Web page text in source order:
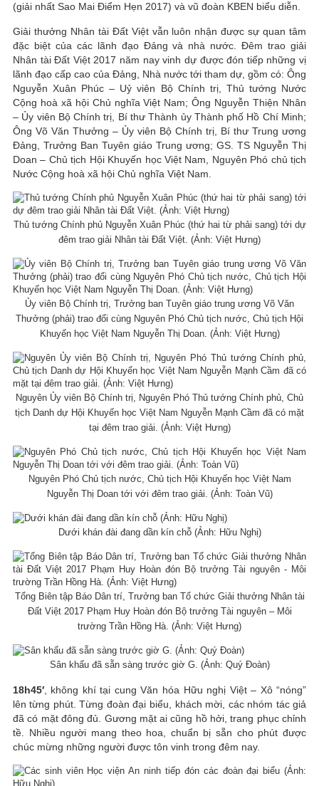
(giải nhất Sao Mai Điểm Hẹn 2017) và vũ đoàn KBEN biểu diễn.
Giải thưởng Nhân tài Đất Việt vẫn luôn nhận được sự quan tâm
đặc biệt của các lãnh đạo Đảng và nhà nước. Đêm trao giải
Nhân tài Đất Việt 2017 năm nay vinh dự được đón tiếp những vị
lãnh đạo cấp cao của Đảng, Nhà nước tới tham dự, gồm có: Ông
Nguyễn Xuân Phúc – Uỷ viên Bộ Chính trị, Thủ tướng Nước
Cộng hoà xã hội Chủ nghĩa Việt Nam; Ông Nguyễn Thiện Nhân
– Ủy viên Bộ Chính trị, Bí thư Thành ủy Thành phố Hồ Chí Minh;
Ông Võ Văn Thưởng – Ủy viên Bộ Chính trị, Bí thư Trung ương
Đảng, Trưởng Ban Tuyên giáo Trung ương; GS. TS Nguyễn Thị
Doan – Chủ tịch Hội Khuyến học Việt Nam, Nguyên Phó chủ tịch
Nước Cộng hoà xã hội Chủ nghĩa Việt Nam.
Thủ tướng Chính phủ Nguyễn Xuân Phúc (thứ hai từ phải sang) tới dự
đêm trao giải Nhân tài Đất Việt. (Ảnh: Việt Hưng)
Ủy viên Bộ Chính trị, Trưởng ban Tuyên giáo trung ương Võ Văn
Thưởng (phải) trao đổi cùng Nguyên Phó Chủ tịch nước, Chủ tịch Hội
Khuyến học Việt Nam Nguyễn Thị Doan. (Ảnh: Việt Hưng)
Nguyên Ủy viên Bộ Chính trị, Nguyên Phó Thủ tướng Chính phủ, Chủ
tịch Danh dự Hội Khuyến học Việt Nam Nguyễn Mạnh Cầm đã có mặt
tại đêm trao giải. (Ảnh: Việt Hưng)
Nguyên Phó Chủ tịch nước, Chủ tịch Hội Khuyến học Việt Nam
Nguyễn Thị Doan tới với đêm trao giải. (Ảnh: Toàn Vũ)
Dưới khán đài đang dần kín chỗ (Ảnh: Hữu Nghị)
Tổng Biên tập Báo Dân trí, Trưởng ban Tổ chức Giải thưởng Nhân tài
Đất Việt 2017 Phạm Huy Hoàn đón Bộ trưởng Tài nguyên – Môi
trường Trần Hồng Hà. (Ảnh: Việt Hưng)
Sân khấu đã sẵn sàng trước giờ G. (Ảnh: Quý Đoàn)
18h45′, không khí tại cung Văn hóa Hữu nghị Việt – Xô “nóng”
lên từng phút. Từng đoàn đại biểu, khách mời, các nhóm tác giả
đã có mặt đông đủ. Gương mặt ai cũng hồ hởi, trang phục chỉnh
tề. Nhiều người mang theo hoa, chuẩn bị sẵn cho phút được
chúc mừng những người được tôn vinh trong đêm nay.